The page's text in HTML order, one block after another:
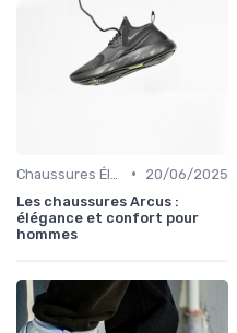
•
20/06/2025
Les chaussures Arcus :
élégance et confort pour
hommes